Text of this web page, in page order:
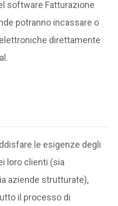
software Fatturazione
potranno incassare o
direttamente
le esigenze degli
loro clienti (sia
aziende strutturate),
il processo di